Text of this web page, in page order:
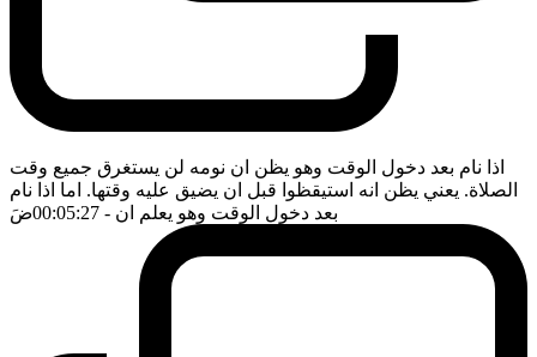
اذا نام بعد دخول الوقت وهو يظن ان نومه لن يستغرق جميع وقت
الصلاة. يعني يظن انه استيقظوا قبل ان يضيق عليه وقتها. اما اذا نام
بعد دخول الوقت وهو يعلم ان - 00:05:27 ضَ